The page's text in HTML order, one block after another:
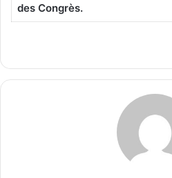
des Congrès.